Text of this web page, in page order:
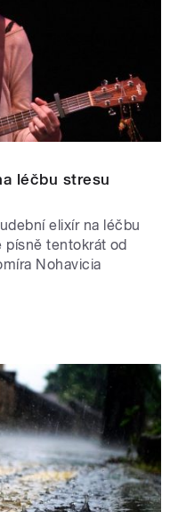
léčbu stresu
elixír na léčbu
písně tentokrát od
Nohavicia